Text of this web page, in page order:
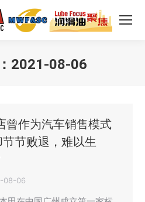
2021-08-06
曾作为汽车销售模式
节败退，难以生
08-06